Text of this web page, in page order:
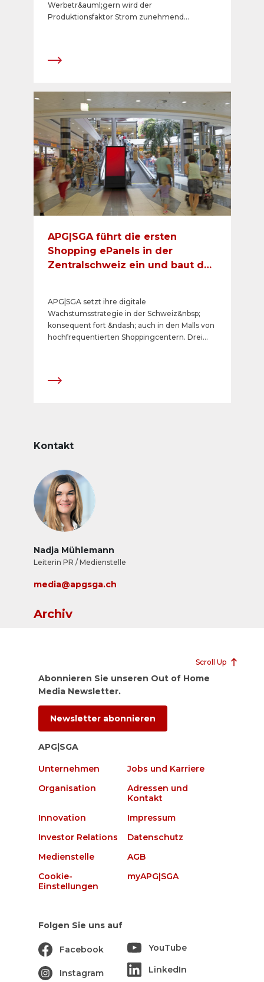
Werbetr&auml;gern wird der
Produktionsfaktor Strom zunehmend
Massnahmen ergriffen. Mit der energetischen
dem Einbezug des Stromverbrauchs bereits
bei der Evaluation von neuen Produkten
reduziert sie den Energieverbrauch der neuen
elektronischen Werbetr&auml;ger
kontinuierlich. Seit 2008 kauft APG|SGA nur
noch &laquo;naturemade star&raquo;-
zertifizierten Strom f&uuml;r ihre
Leuchtwerbung ein und &ndash; seit 2014
&ndash; auch f&uuml;r ihre Geb&auml;ude.
APG|SGA führt die ersten
Shopping ePanels in der
Zentralschweiz ein und baut das
Shoppingcentern aus
APG|SGA setzt ihre digitale
Wachstumsstrategie in der Schweiz&nbsp;
konsequent fort &ndash; auch in den Malls von
hochfrequentierten Shoppingcentern. Drei
sich damit um 16 Screens auf total 107
Kontakt
Nadja Mühlemann
Leiterin PR / Medienstelle
media@apgsga.ch
Archiv
Scroll Up
Abonnieren Sie unseren Out of Home
Media Newsletter.
Newsletter abonnieren
APG|SGA
Unternehmen
Jobs und Karriere
Organisation
Adressen und
Kontakt
Innovation
Impressum
Investor Relations
Datenschutz
Medienstelle
AGB
Cookie-
Einstellungen
myAPG|SGA
Folgen Sie uns auf
Facebook
Instagram
YouTube
LinkedIn